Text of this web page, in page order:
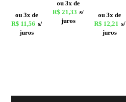
ou 3x de
R$ 11,56 s/
juros
ou 3x de
R$ 21,33 s/
juros
ou 3x de
R$ 12,21 s/
juros